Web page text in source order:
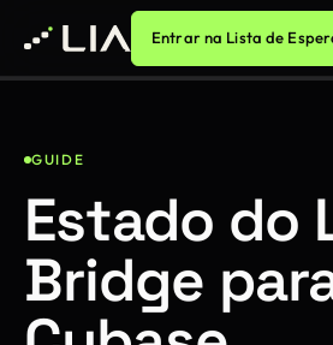
Entrar na Lista de
GUIDE
Estado do
Bridge